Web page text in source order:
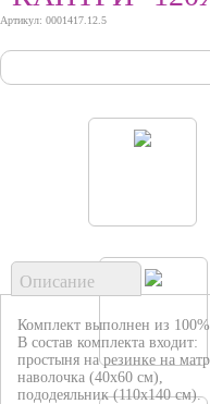
Артикул: 0001417.12.5
Описание
Комплект выполнен из
В состав комплекта входит:
простыня на резинке на
наволочка (40х60 см),
пододеяльник (110х140 см).